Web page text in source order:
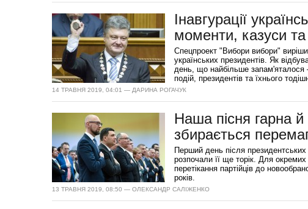
Інавгурації
моменти, казуси та
Спецпроект "Вибори вибори"
українських президентів. Як
день, що найбільше запам'яталося
подій, президентів та їхнього
14 ТРАВНЯ 2019, 04:01 — ДАРИНА РОГАЧУК
Наша пісня гарна
збирається
Перший день після президентських
розпочали її ще торік. Для
перетікання партійців до
років.
13 ТРАВНЯ 2019, 08:50 — ОЛЕКСАНДР САЛІЖЕНКО